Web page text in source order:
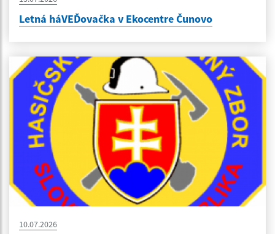
Letná háVEĎovačka v Ekocentre Čunovo
10.07.2026